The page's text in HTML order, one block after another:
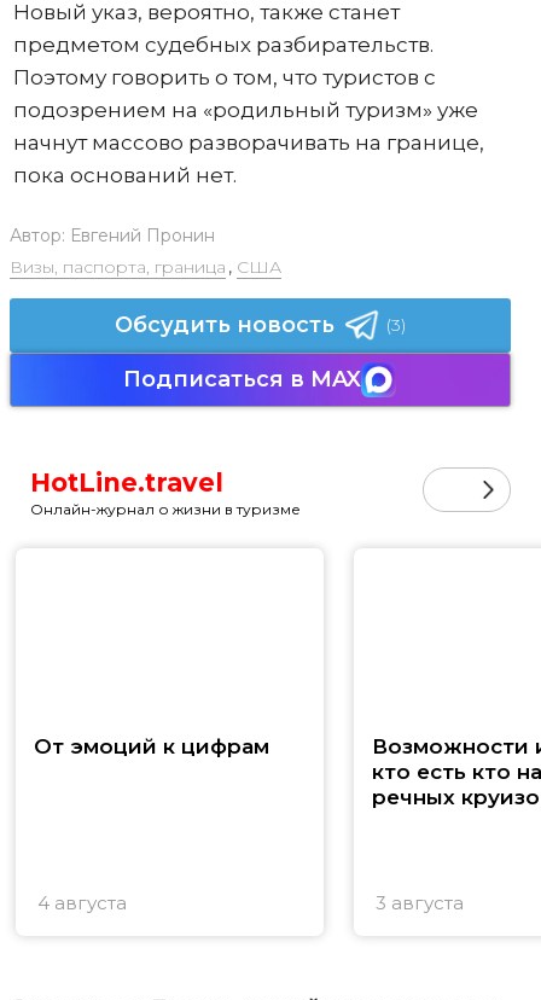
Новый указ, вероятно, также станет
предметом судебных разбирательств.
Поэтому говорить о том, что туристов с
подозрением на «родильный туризм» уже
начнут массово разворачивать на границе,
пока оснований нет.
Автор: Евгений Пронин
Визы, паспорта, граница , США
Обсудить новость (3)
Подписаться в MAX
HotLine.travel
Онлайн-журнал о жизни в туризме
От эмоций к цифрам
4 августа
Возможности
кто есть кто
речных
3 августа